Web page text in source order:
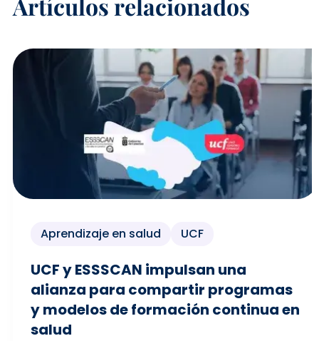
Artículos relacionados
Aprendizaje en salud UCF
UCF y ESSSCAN impulsan una
alianza para compartir programas
y modelos de formación continua en
salud